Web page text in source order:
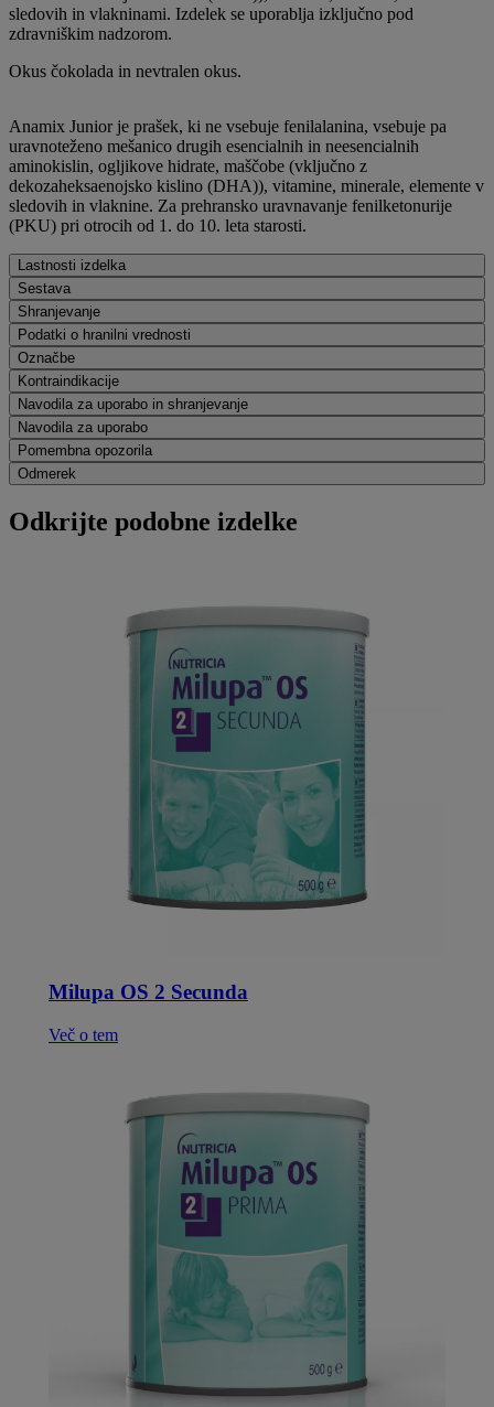
sledovih in vlakninami. Izdelek se uporablja izključno pod
zdravniškim nadzorom.
Okus čokolada in nevtralen okus.
Anamix Junior je prašek, ki ne vsebuje fenilalanina, vsebuje pa
uravnoteženo mešanico drugih esencialnih in neesencialnih
aminokislin, ogljikove hidrate, maščobe (vključno z
dekozaheksaenojsko kislino (DHA)), vitamine, minerale, elemente v
sledovih in vlaknine. Za prehransko uravnavanje fenilketonurije
(PKU) pri otrocih od 1. do 10. leta starosti.
Lastnosti izdelka
Sestava
Shranjevanje
Podatki o hranilni vrednosti
Označbe
Kontraindikacije
Navodila za uporabo in shranjevanje
Navodila za uporabo
Pomembna opozorila
Odmerek
Odkrijte podobne izdelke
Milupa OS 2 Secunda
Več o tem